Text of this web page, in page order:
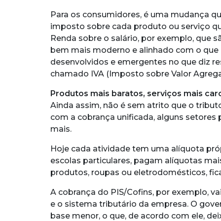
Para os consumidores, é uma mudança
imposto sobre cada produto ou serviço
Renda sobre o salário, por exemplo, que
bem mais moderno e alinhado com o
desenvolvidos e emergentes no que diz
chamado IVA (Imposto sobre Valor
Produtos mais baratos, serviços mais
Ainda assim, não é sem atrito que o
com a cobrança unificada, alguns
mais.
Hoje cada atividade tem uma alíquota
escolas particulares, pagam alíquotas
produtos, roupas ou eletrodomésticos,
A cobrança do PIS/Cofins, por exemplo,
e o sistema tributário da empresa. O
base menor, o que, de acordo com ele,